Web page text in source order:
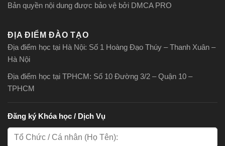
Bản quyền nội dung được bảo vệ bởi DMCA PRO
ĐỊA ĐIỂM ĐÀO TẠO
Địa điểm học tại Hà Nội: Số 1 Hoàng Đạo Thúy – Thanh Xuân –
Hà Nội
Địa điểm học tại TPHCM: Số 10 Đường 3/2 – Quận 10 –
TPHCM
Đăng ký Khóa học / Dịch Vụ